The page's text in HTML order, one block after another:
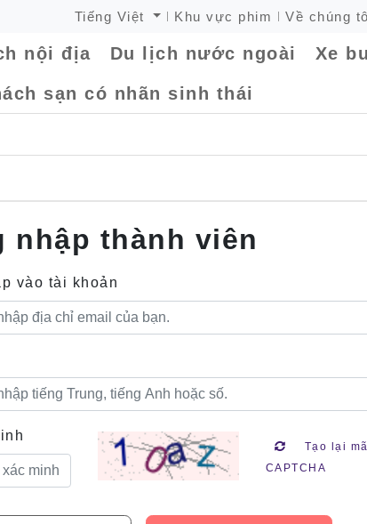
Tiếng Việt Khu vực phim Về chúng
nội địa Du lịch nước ngoài Xe
sạn có nhãn sinh thái
nhập thành viên
vào tài khoản
Tạo lại
CAPTCHA